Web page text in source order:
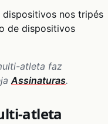
nos tripés
de dispositivos
atleta faz
Assinaturas.
atleta